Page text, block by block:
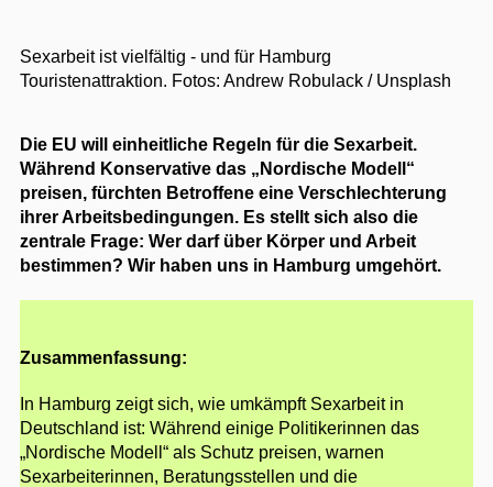
Sexarbeit ist vielfältig - und für Hamburg
Touristenattraktion. Fotos: Andrew Robulack / Unsplash
Die EU will einheitliche Regeln für die Sexarbeit.
Während Konservative das „Nordische Modell“
preisen, fürchten Betroffene eine Verschlechterung
ihrer Arbeitsbedingungen. Es stellt sich also die
zentrale Frage: Wer darf über Körper und Arbeit
bestimmen? Wir haben uns in Hamburg umgehört.
Zusammenfassung:
In Hamburg zeigt sich, wie umkämpft Sexarbeit in
Deutschland ist: Während einige Politikerinnen das
„Nordische Modell“ als Schutz preisen, warnen
Sexarbeiterinnen, Beratungsstellen und die